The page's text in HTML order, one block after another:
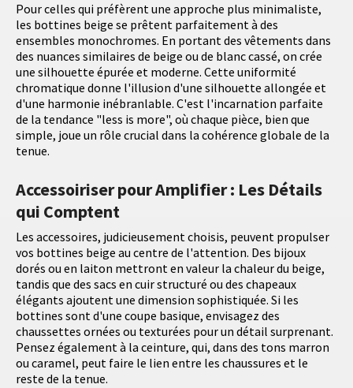
Pour celles qui préfèrent une approche plus minimaliste,
les bottines beige se prêtent parfaitement à des
ensembles monochromes. En portant des vêtements dans
des nuances similaires de beige ou de blanc cassé, on crée
une silhouette épurée et moderne. Cette uniformité
chromatique donne l'illusion d'une silhouette allongée et
d'une harmonie inébranlable. C'est l'incarnation parfaite
de la tendance "less is more", où chaque pièce, bien que
simple, joue un rôle crucial dans la cohérence globale de la
tenue.
Accessoiriser pour Amplifier : Les Détails
qui Comptent
Les accessoires, judicieusement choisis, peuvent propulser
vos bottines beige au centre de l'attention. Des bijoux
dorés ou en laiton mettront en valeur la chaleur du beige,
tandis que des sacs en cuir structuré ou des chapeaux
élégants ajoutent une dimension sophistiquée. Si les
bottines sont d'une coupe basique, envisagez des
chaussettes ornées ou texturées pour un détail surprenant.
Pensez également à la ceinture, qui, dans des tons marron
ou caramel, peut faire le lien entre les chaussures et le
reste de la tenue.